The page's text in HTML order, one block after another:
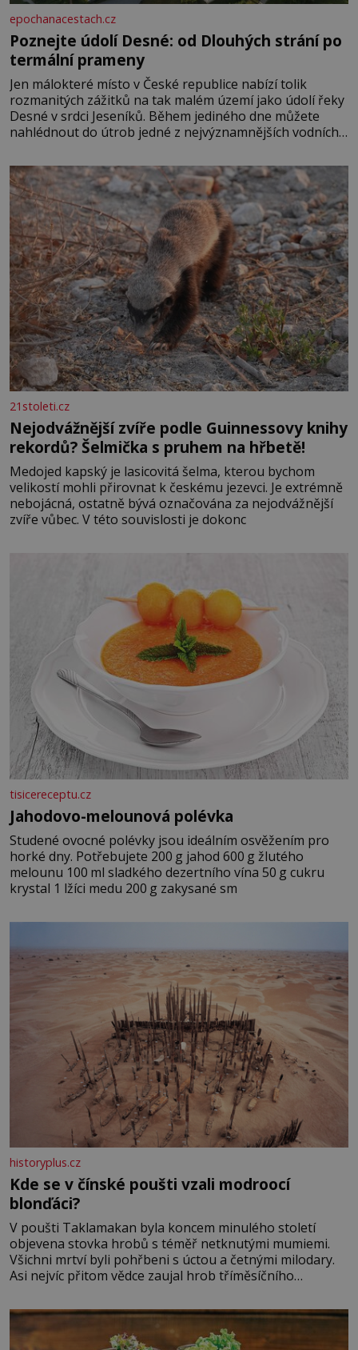
epochanacestach.cz
Poznejte údolí Desné: od Dlouhých strání po
termální prameny
Jen málokteré místo v České republice nabízí tolik
rozmanitých zážitků na tak malém území jako údolí řeky
Desné v srdci Jeseníků. Během jediného dne můžete
nahlédnout do útrob jedné z nejvýznamnějších vodních
se na koloběžce a den zakončit poznáváním památek ve
Velkých Losinách nebo v termálním
21stoleti.cz
Nejodvážnější zvíře podle Guinnessovy knihy
rekordů? Šelmička s pruhem na hřbetě!
Medojed kapský je lasicovitá šelma, kterou bychom
velikostí mohli přirovnat k českému jezevci. Je extrémně
nebojácná, ostatně bývá označována za nejodvážnější
zvíře vůbec. V této souvislosti je dokonc
tisicereceptu.cz
Jahodovo-melounová polévka
Studené ovocné polévky jsou ideálním osvěžením pro
horké dny. Potřebujete 200 g jahod 600 g žlutého
melounu 100 ml sladkého dezertního vína 50 g cukru
krystal 1 lžíci medu 200 g zakysané sm
historyplus.cz
Kde se v čínské poušti vzali modroocí
blonďáci?
V poušti Taklamakan byla koncem minulého století
objevena stovka hrobů s téměř netknutými mumiemi.
Všichni mrtví byli pohřbeni s úctou a četnými milodary.
Asi nejvíc přitom vědce zaujal hrob tříměsíčního
blonďaté vlásky. Fakt, že jsou těla dávných lidí nesmírně
dobře zachovalá, přičítají odborníci zdejším klimatickým
podmínkám. Sucho, prosolené písky a extrémně